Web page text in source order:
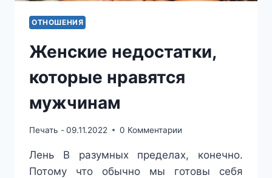
ОТНОШЕНИЯ
Женские недостатки,
которые нравятся
мужчинам
Печать -09.11.2022 0 Комментарии
Лень В разумных пределах, конечно.
Потому что обычно мы готовы себя